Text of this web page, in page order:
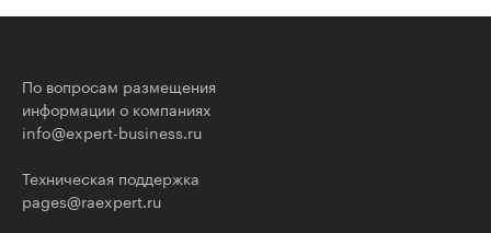
По вопросам размещения
информации о компаниях
info@expert-business.ru
Техническая поддержка
pages@raexpert.ru